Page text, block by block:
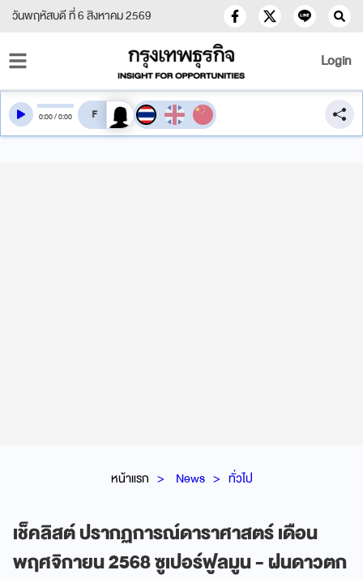
วันพฤหัสบดี ที่ 6 สิงหาคม 2569
Login
หน้าแรก News ทั่วไป
เช็คลิสต์ ปรากฏการณ์ดาราศาสตร์ เดือน
พฤศจิกายน 2568 ซูเปอร์ฟูลมูน - ฝนดาวตก
0:00/0:00 สลับเสียงอ่าน